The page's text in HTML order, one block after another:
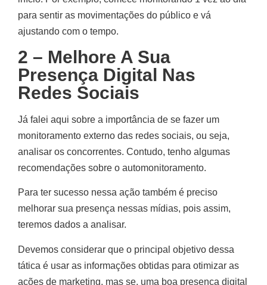
para sentir as movimentações do público e vá
ajustando com o tempo.
2 – Melhore A Sua
Presença Digital Nas
Redes Sociais
Já falei aqui sobre a importância de se fazer um
monitoramento externo das redes sociais, ou seja,
analisar os concorrentes. Contudo, tenho algumas
recomendações sobre o automonitoramento.
Para ter sucesso nessa ação também é preciso
melhorar sua presença nessas mídias, pois assim,
teremos dados a analisar.
Devemos considerar que o principal objetivo dessa
tática é usar as informações obtidas para otimizar as
ações de marketing, mas se, uma boa presença digital